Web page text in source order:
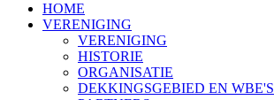
HOME
VERENIGING
VERENIGING
HISTORIE
ORGANISATIE
DEKKINGSGEBIED EN WBE'S